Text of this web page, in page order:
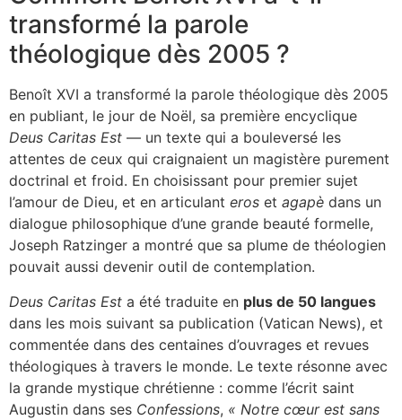
transformé la parole
théologique dès 2005 ?
Benoît XVI a transformé la parole théologique dès 2005
en publiant, le jour de Noël, sa première encyclique
Deus Caritas Est — un texte qui a bouleversé les
attentes de ceux qui craignaient un magistère purement
doctrinal et froid. En choisissant pour premier sujet
l’amour de Dieu, et en articulant eros et agapè dans un
dialogue philosophique d’une grande beauté formelle,
Joseph Ratzinger a montré que sa plume de théologien
pouvait aussi devenir outil de contemplation.
Deus Caritas Est a été traduite en plus de 50 langues
dans les mois suivant sa publication (Vatican News), et
commentée dans des centaines d’ouvrages et revues
théologiques à travers le monde. Le texte résonne avec
la grande mystique chrétienne : comme l’écrit saint
Augustin dans ses Confessions, « Notre cœur est sans